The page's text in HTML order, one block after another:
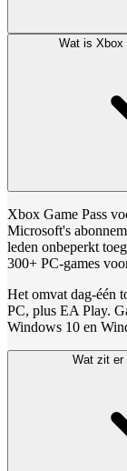
Wat is Xbox
Xbox Game Pass
Microsoft's
leden onbeperkt
300+ PC-games
Het omvat dag-één
PC, plus EA Play.
Windows 10 en
Wat zit er